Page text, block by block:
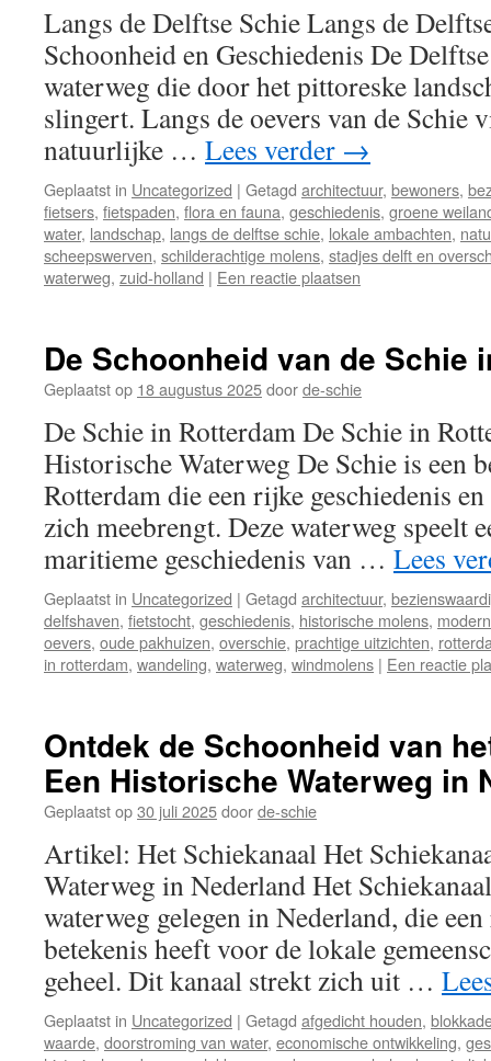
Langs de Delftse Schie Langs de
Schoonheid en Geschiedenis De
waterweg die door het pittoreske
slingert. Langs de oevers van de Schie
natuurlijke … Lees verder →
Geplaatst in Uncategorized | Getagd architectuur, bewoners,
fietsers, fietspaden, flora en fauna, geschiedenis, groene
water, landschap, langs de delftse schie, lokale ambachten,
scheepswerven, schilderachtige molens, stadjes delft en
waterweg, zuid-holland | Een reactie plaatsen
De Schoonheid van de Schie
Geplaatst op 18 augustus 2025doorde-schie
De Schie in Rotterdam De Schie in
Historische Waterweg De Schie is een
Rotterdam die een rijke geschiedenis
zich meebrengt. Deze waterweg speelt
maritieme geschiedenis van … Lees
Geplaatst in Uncategorized | Getagd architectuur,
delfshaven, fietstocht, geschiedenis, historische molens,
oevers, oude pakhuizen, overschie, prachtige uitzichten,
in rotterdam, wandeling, waterweg, windmolens | Een reactie
Ontdek de Schoonheid van
Een Historische Waterweg in
Geplaatst op30 juli 2025doorde-schie
Artikel: Het Schiekanaal Het
Waterweg in Nederland Het
waterweg gelegen in Nederland, die
betekenis heeft voor de lokale
geheel. Dit kanaal strekt zich uit …
Geplaatst in Uncategorized | Getagd afgedicht houden,
waarde, doorstroming van water, economische ontwikkeling,